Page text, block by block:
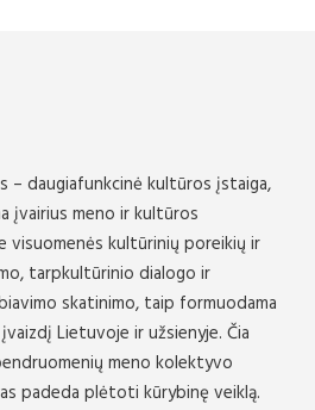
– daugiafunkcinė kultūros įstaiga,
įvairius meno ir kultūros
visuomenės kultūrinių poreikių ir
tarpkultūrinio dialogo ir
skatinimo, taip formuodama
Lietuvoje ir užsienyje. Čia
meno kolektyvo
padeda plėtoti kūrybinę veiklą.